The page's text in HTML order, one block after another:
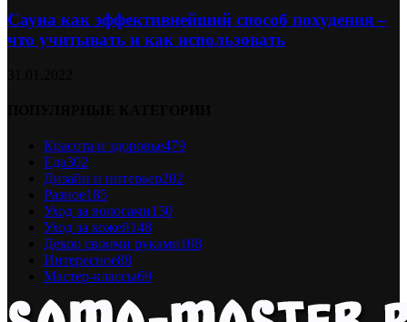
Сауна как эффективнейший способ похудения –
что учитывать и как использовать
Красота и здоровье479
Еда302
Дизайн и интерьер202
Разное185
Уход за волосами150
Уход за кожей148
Декор своими руками108
Интересное88
Мастер-классы69